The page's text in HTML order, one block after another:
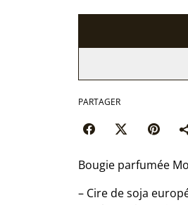
PARTAGER
Bougie parfumée
– Cire de soja